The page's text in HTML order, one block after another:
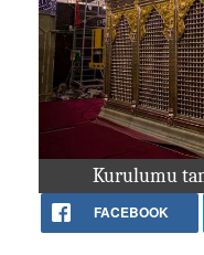
Kurulumu
FACEBOOK